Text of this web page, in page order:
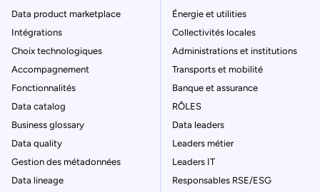
Data product marketplace
Intégrations
Choix technologiques
Accompagnement
Fonctionnalités
Data catalog
Business glossary
Data quality
Gestion des métadonnées
Data lineage
Énergie et utilities
Collectivités locales
Administrations et institutions
Transports et mobilité
Banque et assurance
RÔLES
Data leaders
Leaders métier
Leaders IT
Responsables RSE/ESG